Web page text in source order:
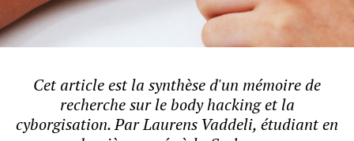
Cet article est la synthèse d'un mémoire de
recherche sur le body hacking et la
cyborgisation. Par Laurens Vaddeli, étudiant en